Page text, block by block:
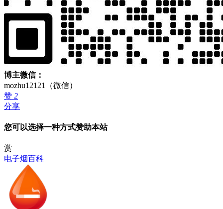
博主微信：
mozhu12121（微信）
赞 2
分享
您可以选择一种方式赞助本站
赏
电子烟百科